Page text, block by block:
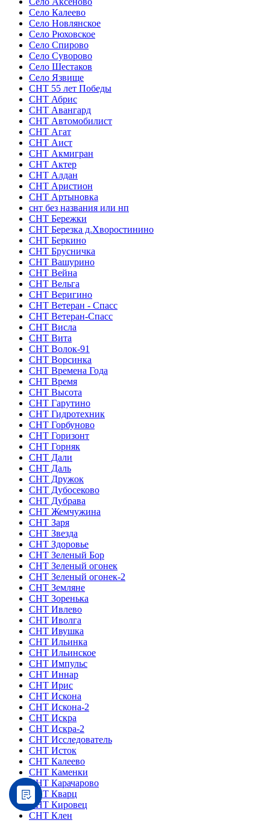
Село Калеево
Село Новлянское
Село Рюховское
Село Спирово
Село Суворово
Село Шестаков
Село Язвище
СНТ 55 лет Победы
СНТ Абрис
СНТ Авангард
СНТ Автомобилист
СНТ Агат
СНТ Аист
СНТ Акмигран
СНТ Актер
СНТ Алдан
СНТ Аристион
СНТ Артыновка
снт без названия или нп
СНТ Бережки
СНТ Березка д.Хворостинино
СНТ Беркино
СНТ Брусничка
СНТ Вашурино
СНТ Вейна
СНТ Вельга
СНТ Веригино
СНТ Ветеран - Спасс
СНТ Ветеран-Спасс
СНТ Висла
СНТ Вита
СНТ Волок-91
СНТ Ворсинка
СНТ Времена Года
СНТ Время
СНТ Высота
СНТ Гарутино
СНТ Гидротехник
СНТ Горбуново
СНТ Горизонт
СНТ Горняк
СНТ Дали
СНТ Даль
СНТ Дружок
СНТ Дубосеково
СНТ Дубрава
СНТ Жемчужина
СНТ Заря
СНТ Звезда
СНТ Здоровье
СНТ Зеленый Бор
СНТ Зеленый огонек
СНТ Зеленый огонек-2
СНТ Земляне
СНТ Зоренька
СНТ Ивлево
СНТ Иволга
СНТ Ивушка
СНТ Ильинка
СНТ Ильинское
СНТ Импульс
СНТ Иннар
СНТ Ирис
СНТ Искона
СНТ Искона-2
СНТ Искра
СНТ Искра-2
СНТ Исследователь
СНТ Исток
СНТ Калеево
СНТ Каменки
СНТ Карачарово
СНТ Кварц
СНТ Кировец
СНТ Клен